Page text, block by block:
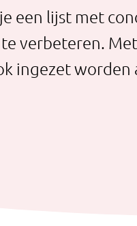
een lijst met
verbeteren.
ingezet worden